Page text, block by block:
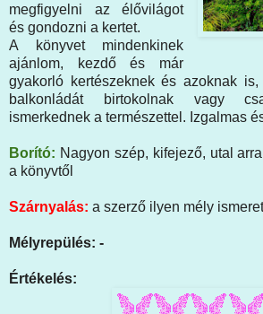
megfigyelni az élővilágot
és gondozni a kertet.
A könyvet mindenkinek
ajánlom, kezdő és már
gyakorló kertészeknek és azoknak
balkonládát birtokolnak vagy
ismerkednek a természettel. Izgalmas
Borító: Nagyon szép, kifejező, utal
a könyvtől
Szárnyalás: a szerző ilyen mély
Mélyrepülés: -
Értékelés: